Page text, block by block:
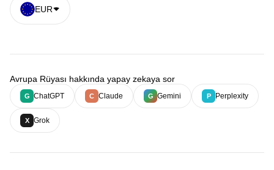
EUR
Avrupa Rüyası hakkında yapay zekaya sor
G ChatGPT C Claude G Gemini P Perplexity
X Grok